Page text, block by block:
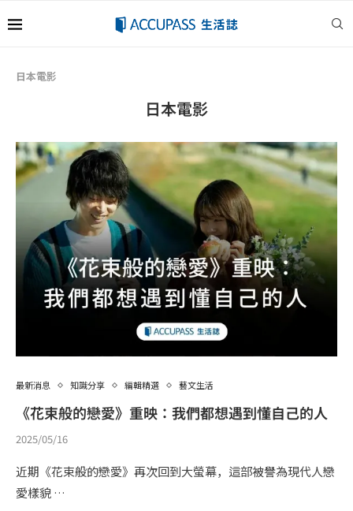
日本電影
日本電影
最新消息 知識分享 編輯精選 藝文生活
《花束般的戀愛》重映：我們都想遇到懂自己的人
2025/05/16
近期《花束般的戀愛》再次回到大螢幕，這部被譽為現代人戀
愛樣貌 …